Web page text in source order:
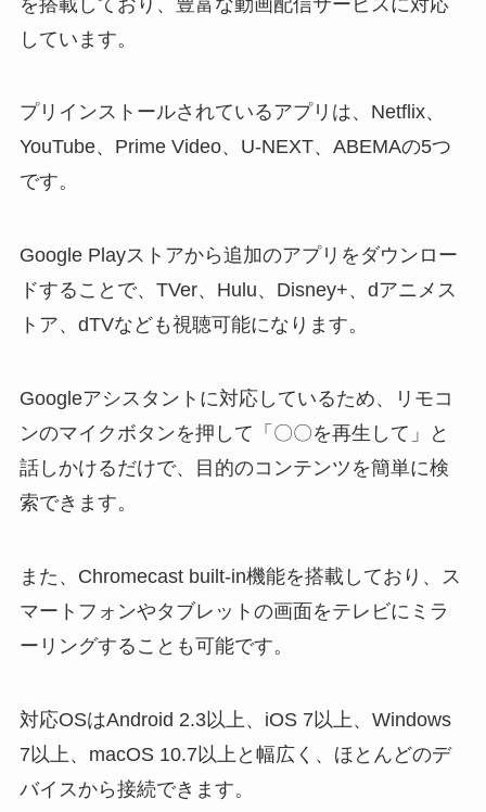
しています。
プリインストールされているアプリは、Netflix、
YouTube、Prime Video、U-NEXT、ABEMAの5つ
です。
Google Playストアから追加のアプリをダウンロー
ドすることで、TVer、Hulu、Disney+、dアニメス
トア、dTVなども視聴可能になります。
Googleアシスタントに対応しているため、リモコ
ンのマイクボタンを押して「〇〇を再生して」と
話しかけるだけで、目的のコンテンツを簡単に検
索できます。
また、Chromecast built-in機能を搭載しており、ス
マートフォンやタブレットの画面をテレビにミラ
ーリングすることも可能です。
対応OSはAndroid 2.3以上、iOS 7以上、Windows
7以上、macOS 10.7以上と幅広く、ほとんどのデ
バイスから接続できます。